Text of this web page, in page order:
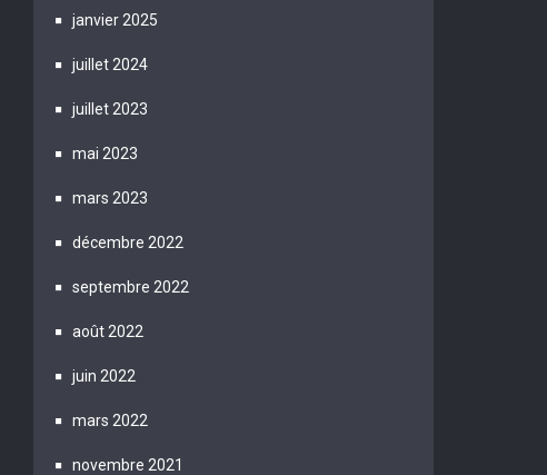
janvier 2025
juillet 2024
juillet 2023
mai 2023
mars 2023
décembre 2022
septembre 2022
août 2022
juin 2022
mars 2022
novembre 2021